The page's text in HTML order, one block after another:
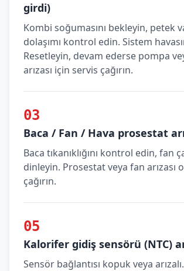
girdi)
Kombi soğumasını bekleyin, petek
dolaşımı kontrol edin. Sistem
Resetleyin, devam ederse pompa
arızası için servis çağırın.
03
Baca / Fan / Hava prosestat
Baca tıkanıklığını kontrol edin, fan
dinleyin. Prosestat veya fan arızası
çağırın.
05
Kalorifer gidiş sensörü (NTC)
Sensör bağlantısı kopuk veya